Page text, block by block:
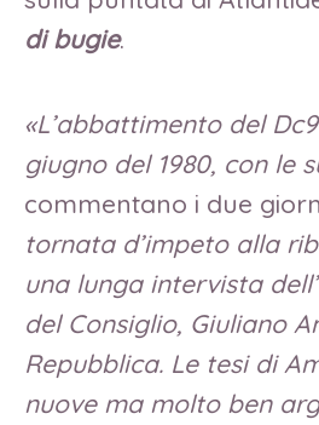
di bugie.
«L’abbattimento del
giugno del 1980, con le
commentano i due
tornata d’impeto alla
una lunga intervista
del Consiglio, Giuliano
Repubblica. Le tesi di
nuove ma molto ben